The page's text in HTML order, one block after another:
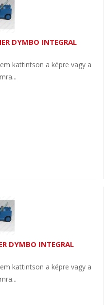
DYMBO INTEGRAL
kattintson a képre vagy a
DYMBO INTEGRAL
kattintson a képre vagy a